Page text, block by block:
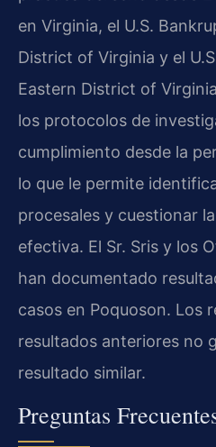
en Virginia, el U.S.
District of Virginia y el
Eastern District of
los protocolos de
cumplimiento desde la
lo que le permite
procesales y cuestionar
efectiva. El Sr. Sris y los
han documentado
casos en Poquoson. Los
resultados anteriores no
resultado similar.
Preguntas